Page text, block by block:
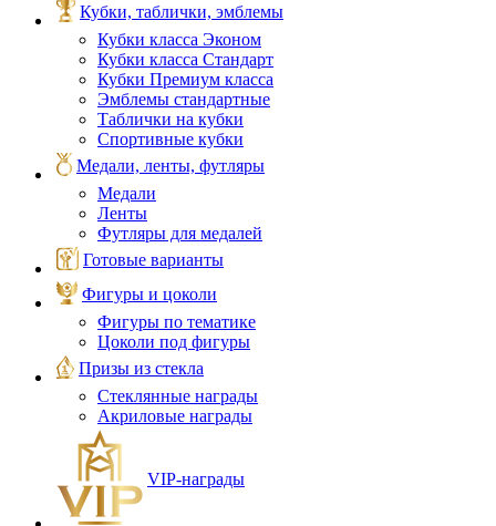
Кубки, таблички, эмблемы
Кубки класса Эконом
Кубки класса Стандарт
Кубки Премиум класса
Эмблемы стандартные
Таблички на кубки
Спортивные кубки
Медали, ленты, футляры
Медали
Ленты
Футляры для медалей
Готовые варианты
Фигуры и цоколи
Фигуры по тематике
Цоколи под фигуры
Призы из стекла
Стеклянные награды
Акриловые награды
VIP‑награды